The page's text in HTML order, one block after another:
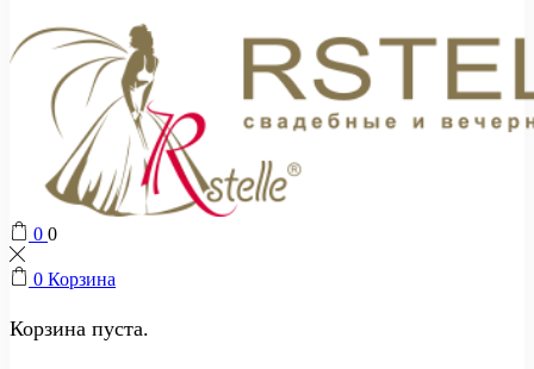
0 0
0 Корзина
Корзина пуста.